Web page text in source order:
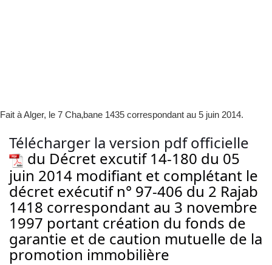
Fait à Alger, le 7 Cha‚bane 1435 correspondant au 5 juin 2014.
Télécharger la version pdf officielle
du Décret excutif 14-180 du 05
juin 2014 modifiant et complétant le
décret exécutif n° 97-406 du 2 Rajab
1418 correspondant au 3 novembre
1997 portant création du fonds de
garantie et de caution mutuelle de la
promotion immobilière